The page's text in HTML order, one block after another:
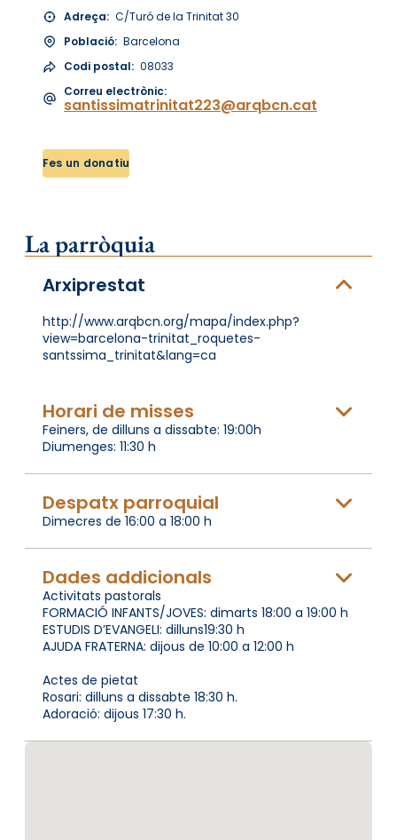
Adreça: C/Turó de la Trinitat 30
Població: Barcelona
Codi postal: 08033
Correu electrònic:
santissimatrinitat223@arqbcn.cat
Fes un donatiu
La parròquia
Arxiprestat
http://www.arqbcn.org/mapa/index.php?
view=barcelona-trinitat_roquetes-
santssima_trinitat&lang=ca
Horari de misses
Feiners, de dilluns a dissabte: 19:00h
Diumenges: 11:30 h
Despatx parroquial
Dimecres de 16:00 a 18:00 h
Dades addicionals
Activitats pastorals
FORMACIÓ INFANTS/JOVES: dimarts 18:00 a 19:00 h
ESTUDIS D’EVANGELI: dilluns19:30 h
AJUDA FRATERNA: dijous de 10:00 a 12:00 h
Actes de pietat
Rosari: dilluns a dissabte 18:30 h.
Adoració: dijous 17:30 h.